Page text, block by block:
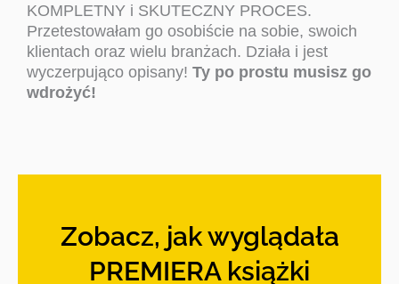
KOMPLETNY i SKUTECZNY PROCES.
Przetestowałam go osobiście na sobie, swoich
klientach oraz wielu branżach. Działa i jest
wyczerpująco opisany! Ty po prostu musisz go
wdrożyć!
Zobacz, jak wyglądała
PREMIERA książki